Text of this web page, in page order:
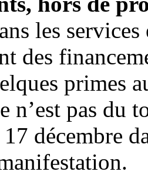
les
des
primes
n’est pas du
décembre